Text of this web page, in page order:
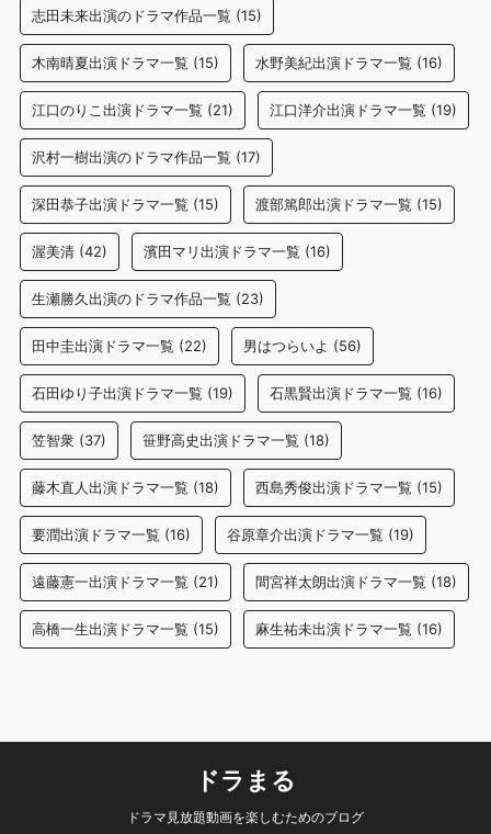
志田未来出演のドラマ作品一覧 (15)
木南晴夏出演ドラマ一覧 (15) 水野美紀出演ドラマ一覧 (16)
江口のりこ出演ドラマ一覧 (21) 江口洋介出演ドラマ一覧 (19)
沢村一樹出演のドラマ作品一覧 (17)
深田恭子出演ドラマ一覧 (15) 渡部篤郎出演ドラマ一覧 (15)
渥美清 (42) 濱田マリ出演ドラマ一覧 (16)
生瀬勝久出演のドラマ作品一覧 (23)
田中圭出演ドラマ一覧 (22) 男はつらいよ (56)
石田ゆり子出演ドラマ一覧 (19) 石黒賢出演ドラマ一覧 (16)
笠智衆 (37) 笹野高史出演ドラマ一覧 (18)
藤木直人出演ドラマ一覧 (18) 西島秀俊出演ドラマ一覧 (15)
要潤出演ドラマ一覧 (16) 谷原章介出演ドラマ一覧 (19)
遠藤憲一出演ドラマ一覧 (21) 間宮祥太朗出演ドラマ一覧 (18)
高橋一生出演ドラマ一覧 (15) 麻生祐未出演ドラマ一覧 (16)
ドラまる
ドラマ見放題動画を楽しむためのブログ